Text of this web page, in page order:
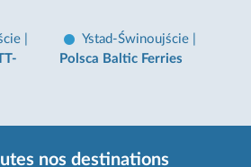
Ystad-Świnoujście
Polsca Baltic Ferries
nos destinations